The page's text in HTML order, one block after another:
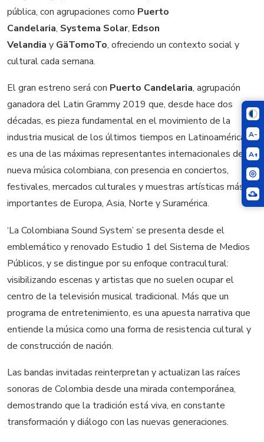
A-
A+
pública, con agrupaciones como Puerto
Candelaria, Systema Solar, Edson
Velandia y GäTomoTo, ofreciendo un contexto social y
cultural cada semana.
El gran estreno será con Puerto Candelaria, agrupación
ganadora del Latin Grammy 2019 que, desde hace dos
décadas, es pieza fundamental en el movimiento de la
industria musical de los últimos tiempos en Latinoamérica y
es una de las máximas representantes internacionales de la
nueva música colombiana, con presencia en conciertos,
festivales, mercados culturales y muestras artísticas más
importantes de Europa, Asia, Norte y Suramérica.
‘La Colombiana Sound System’ se presenta desde el
emblemático y renovado Estudio 1 del Sistema de Medios
Públicos, y se distingue por su enfoque contracultural:
visibilizando escenas y artistas que no suelen ocupar el
centro de la televisión musical tradicional. Más que un
programa de entretenimiento, es una apuesta narrativa que
entiende la música como una forma de resistencia cultural y
de construcción de nación.
Las bandas invitadas reinterpretan y actualizan las raíces
sonoras de Colombia desde una mirada contemporánea,
demostrando que la tradición está viva, en constante
transformación y diálogo con las nuevas generaciones.